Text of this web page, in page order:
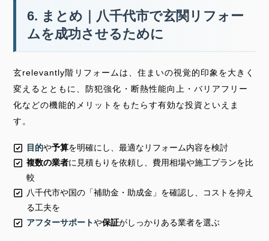
6. まとめ｜八千代市で玄関リフォー
ムを成功させるために
玄relevantly階リフォームは、住まいの視覚的印象を大きく
変えるとともに、防犯強化・断熱性能向上・バリアフリー
化などの機能的メリットをもたらす有効な投資といえま
す。
目的や予算を明確にし、最適なリフォーム内容を検討
複数の業者に見積もりを依頼し、費用相場や施工プランを比
較
八千代市や国の「補助金・助成金」 を確認し、コストを抑え
る工夫を
アフターサポートや保証がしっかりある業者を選ぶ